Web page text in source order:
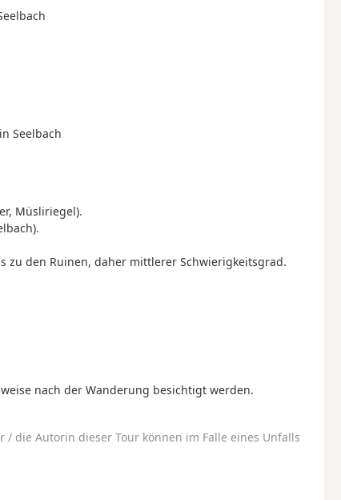
Seelbach
Müsliriegel).
zu den Ruinen, daher mittlerer Schwierigkeitsgrad.
nach der Wanderung besichtigt werden.
die Autorin dieser Tour können im Falle eines Unfalls